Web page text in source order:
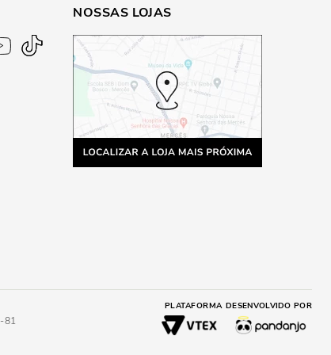
NOSSAS LOJAS
81
PLATAFORMA DESENVOLVIDO POR